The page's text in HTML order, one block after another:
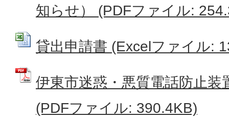
知らせ） (PDFファイル:
貸出申請書 (Excelファイル:
伊東市迷惑・悪質電話防止装
(PDFファイル: 390.4KB)